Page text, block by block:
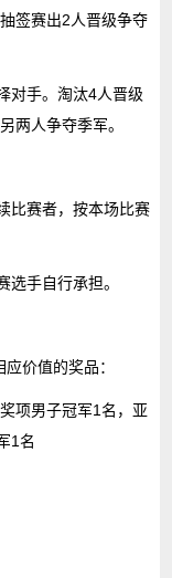
签赛出2人晋级争夺
对手。淘汰4人晋级
两人争夺季军。
比赛者，按本场比赛
手自行承担。
价值的奖品：
项男子冠军1名，亚
1名